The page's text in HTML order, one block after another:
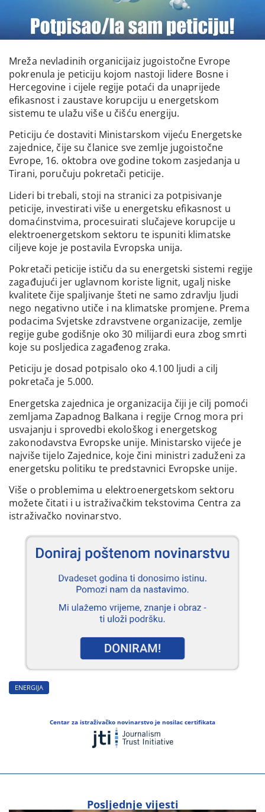
Mreža nevladinih organicijaiz jugoistočne Evrope
pokrenula je peticiju kojom nastoji lidere Bosne i
Hercegovine i cijele regije potaći da unaprijede
efikasnost i zaustave korupciju u energetskom
sistemu te ulažu više u čišću energiju.
Peticiju će dostaviti Ministarskom vijeću Energetske
zajednice, čije su članice sve zemlje jugoistočne
Evrope, 16. oktobra ove godine tokom zasjedanja u
Tirani, poručuju pokretači peticije.
Lideri bi trebali, stoji na stranici za potpisivanje
peticije, investirati više u energetsku efikasnost u
domaćinstvima, procesuirati slučajeve korupcije u
elektroenergetskom sektoru te ispuniti klimatske
ciljeve koje je postavila Evropska unija.
Pokretači peticije ističu da su energetski sistemi regije
zagađujući jer uglavnom koriste lignit, ugalj niske
kvalitete čije spaljivanje šteti ne samo zdravlju ljudi
nego negativno utiče i na klimatske promjene. Prema
podacima Svjetske zdravstvene organizacije, zemlje
regije gube godišnje oko 30 milijardi eura zbog smrti
koje su posljedica zagađenog zraka.
Peticiju je dosad potpisalo oko 4.100 ljudi a cilj
pokretača je 5.000.
Energetska zajednica je organizacija čiji je cilj pomoći
zemljama Zapadnog Balkana i regije Crnog mora pri
usvajanju i sprovedbi ekološkog i energetskog
zakonodavstva Evropske unije. Ministarsko vijeće je
najviše tijelo Zajednice, koje čini ministri zaduženi za
energetsku politiku te predstavnici Evropske unije.
Više o problemima u elektroenergetskom sektoru
možete čitati i u istraživačkim tekstovima Centra za
istraživačko novinarstvo.
ENERGIJA
Centar za istraživačko novinarstvo je nosilac certifikata
Posljednje vijesti